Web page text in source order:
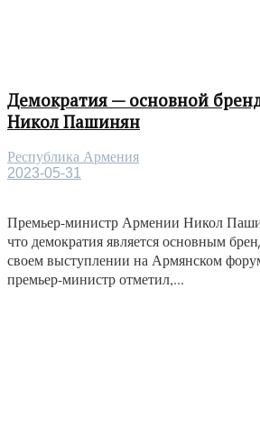
Демократия — основной
Никол Пашинян
Республика Армения
2023-05-31
Премьер-министр Армении Никол
что демократия является основным
своем выступлении на Армянском
премьер-министр отметил,...